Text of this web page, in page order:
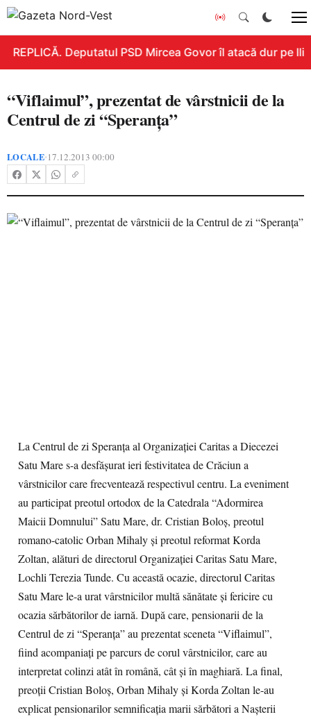
REPLICĂ. Deputatul PSD Mircea Govor îl atacă dur pe
“Viflaimul”, prezentat de vârstnicii de la
Centrul de zi “Speranţa”
LOCALE•17.12.2013 00:00
La Centrul de zi Speranţa al Organizaţiei Caritas a Diecezei
Satu Mare s-a desfăşurat ieri festivitatea de Crăciun a
vârstnicilor care frecventează respectivul centru. La eveniment
au participat preotul ortodox de la Catedrala “Adormirea
Maicii Domnului” Satu Mare, dr. Cristian Boloş, preotul
romano-catolic Orban Mihaly şi preotul reformat Korda
Zoltan, alături de directorul Organizaţiei Caritas Satu Mare,
Lochli Terezia Tunde. Cu această ocazie, directorul Caritas
Satu Mare le-a urat vârstnicilor multă sănătate şi fericire cu
ocazia sărbătorilor de iarnă. După care, pensionarii de la
Centrul de zi “Speranţa” au prezentat sceneta “Viflaimul”,
fiind acompaniaţi pe parcurs de corul vârstnicilor, care au
interpretat colinzi atât în română, cât şi în maghiară. La final,
preoţii Cristian Boloş, Orban Mihaly şi Korda Zoltan le-au
explicat pensionarilor semnificaţia marii sărbători a Naşterii